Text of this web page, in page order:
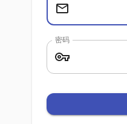
密码